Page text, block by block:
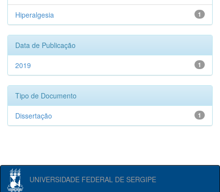
1
Hiperalgesia
Data de Publicação
1
2019
Tipo de Documento
1
Dissertação
UNIVERSIDADE FEDERAL DE SERGIPE